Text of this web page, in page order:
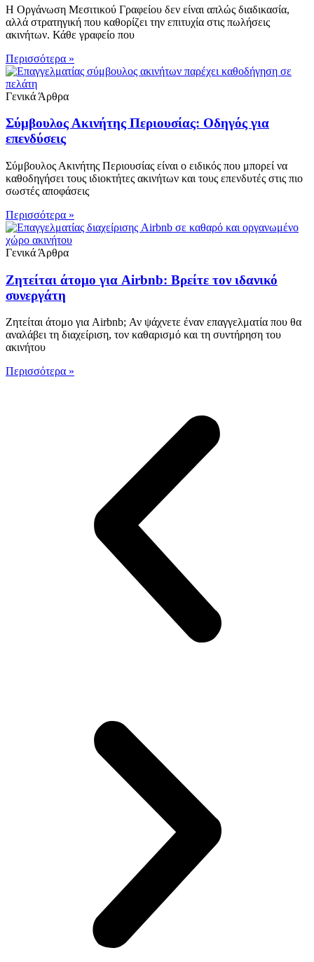
Η Οργάνωση Μεσιτικού Γραφείου δεν είναι απλώς διαδικασία,
αλλά στρατηγική που καθορίζει την επιτυχία στις πωλήσεις
ακινήτων. Κάθε γραφείο που
Περισσότερα »
Γενικά Άρθρα
Σύμβουλος Ακινήτης Περιουσίας: Οδηγός για
επενδύσεις
Σύμβουλος Ακινήτης Περιουσίας είναι ο ειδικός που μπορεί να
καθοδηγήσει τους ιδιοκτήτες ακινήτων και τους επενδυτές στις πιο
σωστές αποφάσεις
Περισσότερα »
Γενικά Άρθρα
Ζητείται άτομο για Airbnb: Βρείτε τον ιδανικό
συνεργάτη
Ζητείται άτομο για Airbnb; Αν ψάχνετε έναν επαγγελματία που θα
αναλάβει τη διαχείριση, τον καθαρισμό και τη συντήρηση του
ακινήτου
Περισσότερα »